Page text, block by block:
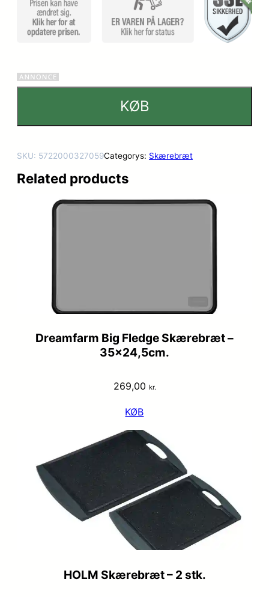
KØB
SKU: 5722000327059Categorys: Skærebræt
Related products
Dreamfarm Big Fledge Skærebræt –
35×24,5cm.
269,00 kr.
KØB
HOLM Skærebræt – 2 stk.